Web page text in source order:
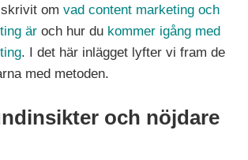
skrivit omvad content marketing och
är och hur du kommer igång med
. I det här inlägget lyfter vi fram de
med metoden.
och nöjdare